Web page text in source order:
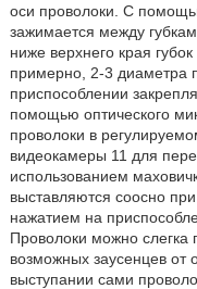
оси проволоки. С
зажимается между
ниже верхнего края
примерно, 2-3 диаметра
приспособлении
помощью оптического
проволоки в
видеокамеры 11 для
использованием
выставляются соосно
нажатием на
Проволоки можно слегка
возможных заусенцев от
выступании сами